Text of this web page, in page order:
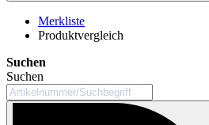
Merkliste
Produktvergleich
Suchen
Suchen